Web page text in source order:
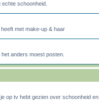
schoonheid.
met make-up & haar
anders moest posten.
op tv hebt gezien over schoonheid